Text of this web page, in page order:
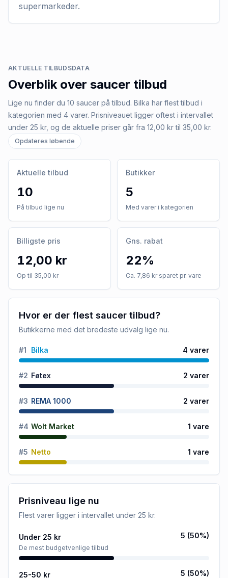
supermarkeder.
AKTUELLE TILBUDSDATA
Overblik over saucer tilbud
Lige nu finder du 10 saucer på tilbud. Bilka har flest tilbud i
kategorien med 4 varer. Prisniveauet ligger oftest i intervallet
under 25 kr, og de aktuelle priser går fra 12,00 kr til 35,00 kr.
Opdateres løbende
Aktuelle tilbud
10
På tilbud lige nu
Butikker
5
Med varer i kategorien
Billigste pris
12,00 kr
Op til 35,00 kr
Gns. rabat
22%
Ca. 7,86 kr sparet pr. vare
Hvor er der flest saucer tilbud?
Butikkerne med det bredeste udvalg lige nu.
#1 Bilka 4 varer
#2 Føtex 2 varer
#3 REMA 1000 2 varer
#4 Wolt Market 1 vare
#5 Netto 1 vare
Prisniveau lige nu
Flest varer ligger i intervallet under 25 kr.
Under 25 kr
De mest budgetvenlige tilbud
5 (50%)
25-50 kr 5 (50%)